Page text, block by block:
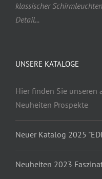
klassischer
Detail...
UNSERE KATALOGE
Hier finden Sie
Neuheiten Prospekte
Neuer Katalog 2025
Neuheiten 2023